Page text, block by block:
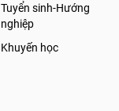
Tuyển sinh-Hướng
nghiệp
Khuyến học